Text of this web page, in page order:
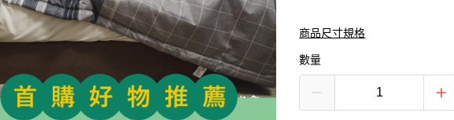
商品尺寸規格
數量